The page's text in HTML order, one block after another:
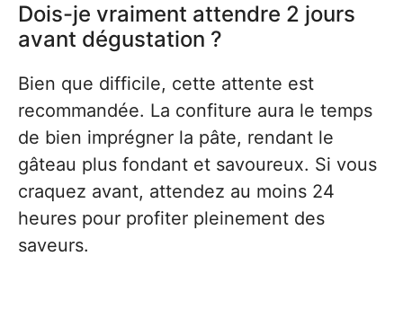
Dois-je vraiment attendre 2 jours
avant dégustation ?
Bien que difficile, cette attente est
recommandée. La confiture aura le temps
de bien imprégner la pâte, rendant le
gâteau plus fondant et savoureux. Si vous
craquez avant, attendez au moins 24
heures pour profiter pleinement des
saveurs.